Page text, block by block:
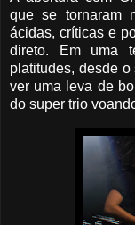
que se tornaram
ácidas, críticas e
direto. Em uma
platitudes, desde
ver uma leva de
do super trio